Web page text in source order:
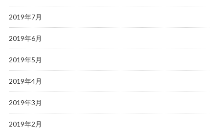
2019年7月
2019年6月
2019年5月
2019年4月
2019年3月
2019年2月